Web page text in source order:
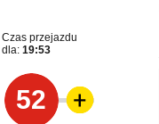
Czas przejazdu
dla: 19:53
52